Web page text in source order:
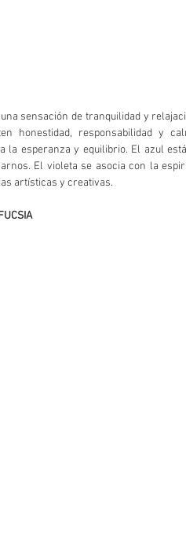
sensación de tranquilidad y
honestidad, responsabilidad y
la esperanza y equilibrio. El azul
El violeta se asocia con la
artísticas y creativas.